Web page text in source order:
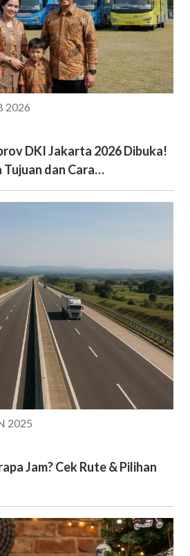
2026
DKI Jakarta 2026 Dibuka!
dan Cara
2025
Jam? Cek Rute & Pilihan